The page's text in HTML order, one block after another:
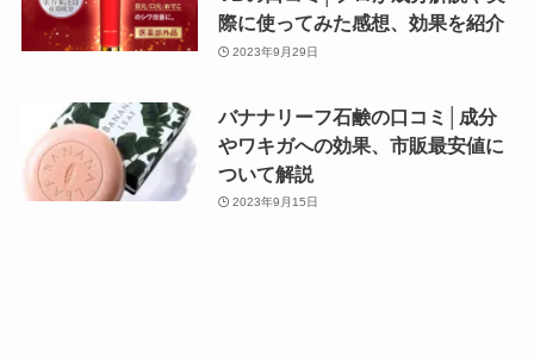
際に使ってみた感想、効果を紹介
2023年9月29日
バナナリーフ石鹸の口コミ│成分
やワキガへの効果、市販最安値に
ついて解説
2023年9月15日